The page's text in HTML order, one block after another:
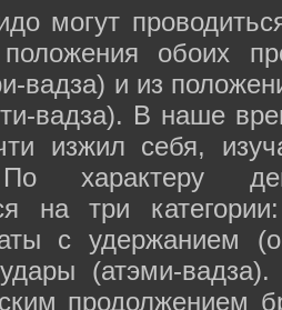
могут
обоих
вадза) и из
вадза). В наше
изжил себя,
По характеру
на три
с удержанием
(атэми-
продолжением